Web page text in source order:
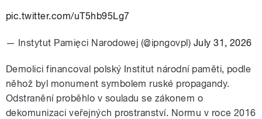
pic.twitter.com/uT5hb95Lg7
— Instytut Pamięci Narodowej (@ipngovpl) July 31, 2026
Demolici financoval polský Institut národní paměti, podle
něhož byl monument symbolem ruské propagandy.
Odstranění proběhlo v souladu se zákonem o
dekomunizaci veřejných prostranství. Normu v roce 2016